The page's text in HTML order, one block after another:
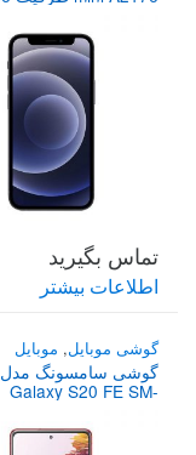
تماس بگیرید
اطلاعات بیشتر
گوشی موبایل, موبایل
گوشی سامسونگ مدل
Galaxy S20 FE SM-
گیگابایت دو سیم کارت